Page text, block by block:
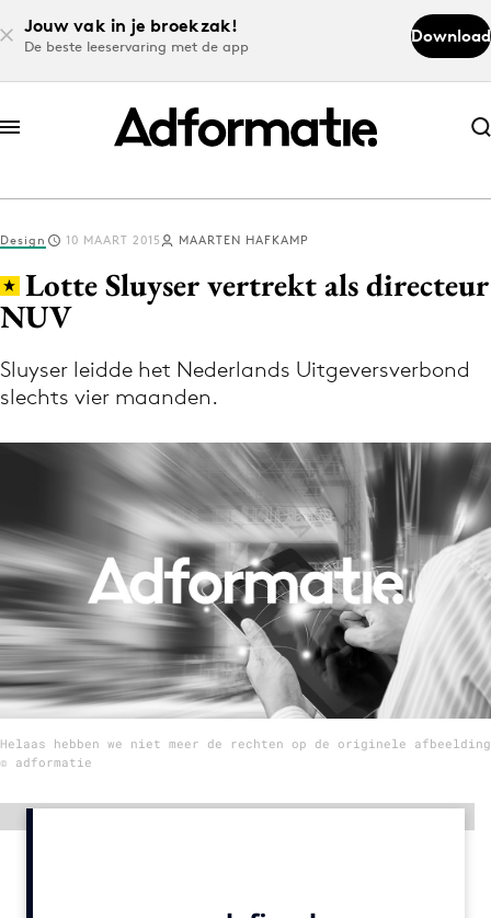
Jouw vak in je broekzak!
De beste leeservaring met de app
Download
Abonneer nu
Abonneer nu
Log in
Volg het laatste nieuws via de Adformatie
Nieuws app
Menu
Home
9 sept: GenAI-training
12 nov: MarketingLive!
Adverteren
Events
Design 10 MAART 2015 MAARTEN HAFKAMP
Lotte Sluyser vertrekt als directeur
NUV
Sluyser leidde het Nederlands Uitgeversverbond
slechts vier maanden.
Helaas hebben we niet meer de rechten op de originele afbeelding
© adformatie